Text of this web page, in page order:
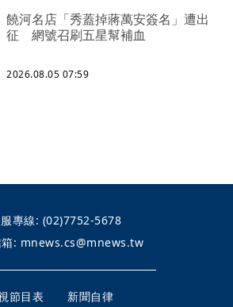
饒河名店「秀蓋掉蔣萬安簽名」遭出
征 網號召刷五星幫補血
2026.08.05 07:59
專線: (02)7752-5678
: mnews.cs@mnews.tw
節目表
新聞自律